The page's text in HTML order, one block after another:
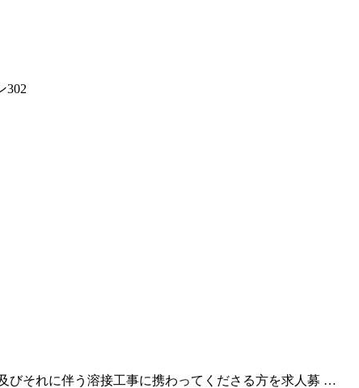
302
びそれに伴う溶接工事に携わってくださる方を求人募 …